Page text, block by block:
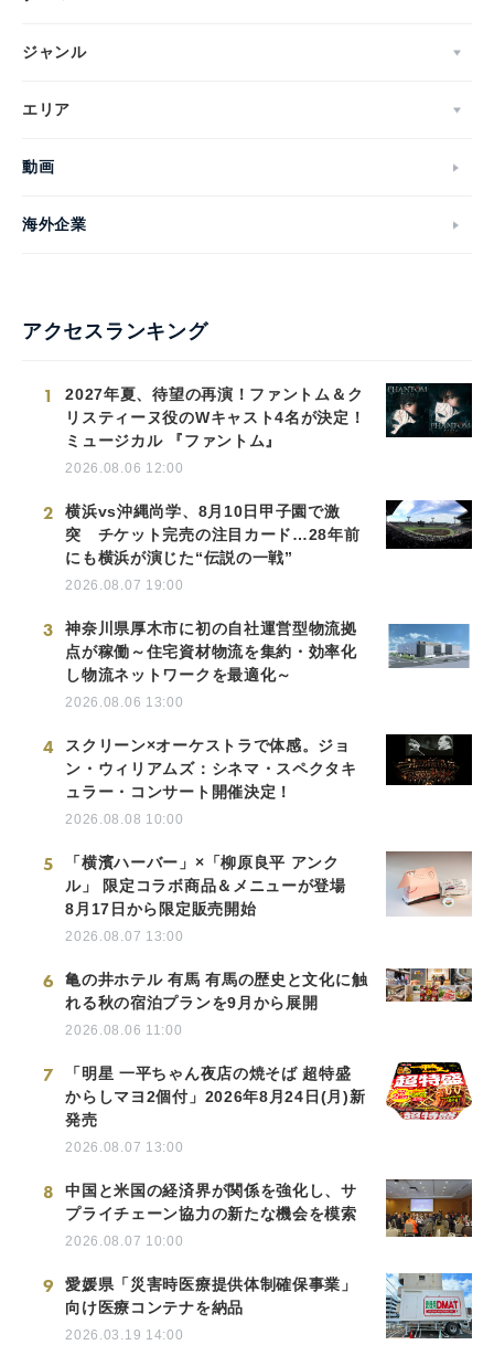
ジャンル
エリア
動画
海外企業
アクセスランキング
1
2027年夏、待望の再演！ファントム＆ク
リスティーヌ役のWキャスト4名が決定！
ミュージカル 『ファントム』
2026.08.06 12:00
2
横浜vs沖縄尚学、8月10日甲子園で激
突 チケット完売の注目カード…28年前
にも横浜が演じた“伝説の一戦”
2026.08.07 19:00
3
神奈川県厚木市に初の自社運営型物流拠
点が稼働～住宅資材物流を集約・効率化
し物流ネットワークを最適化～
2026.08.06 13:00
4
スクリーン×オーケストラで体感。ジョ
ン・ウィリアムズ：シネマ・スペクタキ
ュラー・コンサート開催決定！
2026.08.08 10:00
5
「横濱ハーバー」×「柳原良平 アンク
ル」 限定コラボ商品＆メニューが登場
8月17日から限定販売開始
2026.08.07 13:00
6
亀の井ホテル 有馬 有馬の歴史と文化に触
れる秋の宿泊プランを9月から展開
2026.08.06 11:00
7
「明星 一平ちゃん夜店の焼そば 超特盛
からしマヨ2個付」2026年8月24日(月)新
発売
2026.08.07 13:00
8
中国と米国の経済界が関係を強化し、サ
プライチェーン協力の新たな機会を模索
2026.08.07 10:00
9
愛媛県「災害時医療提供体制確保事業」
向け医療コンテナを納品
2026.03.19 14:00